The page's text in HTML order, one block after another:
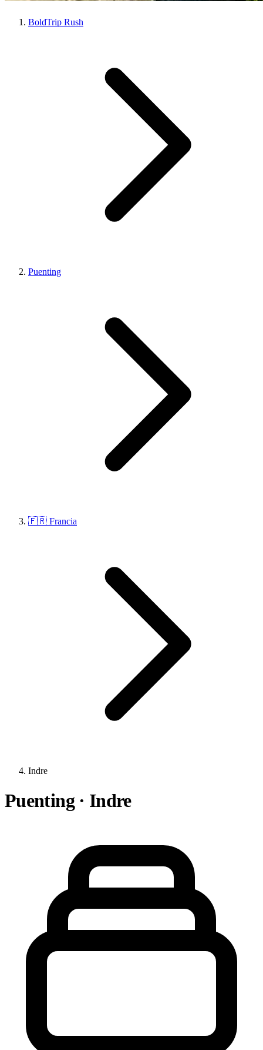
BoldTrip Rush
Puenting
🇫🇷 Francia
Indre
Puenting · Indre